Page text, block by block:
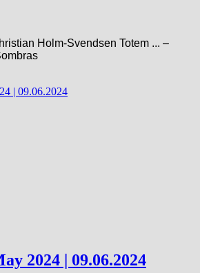
Holm-Svendsen Totem ​.​.​. –
2024 | 09.06.2024